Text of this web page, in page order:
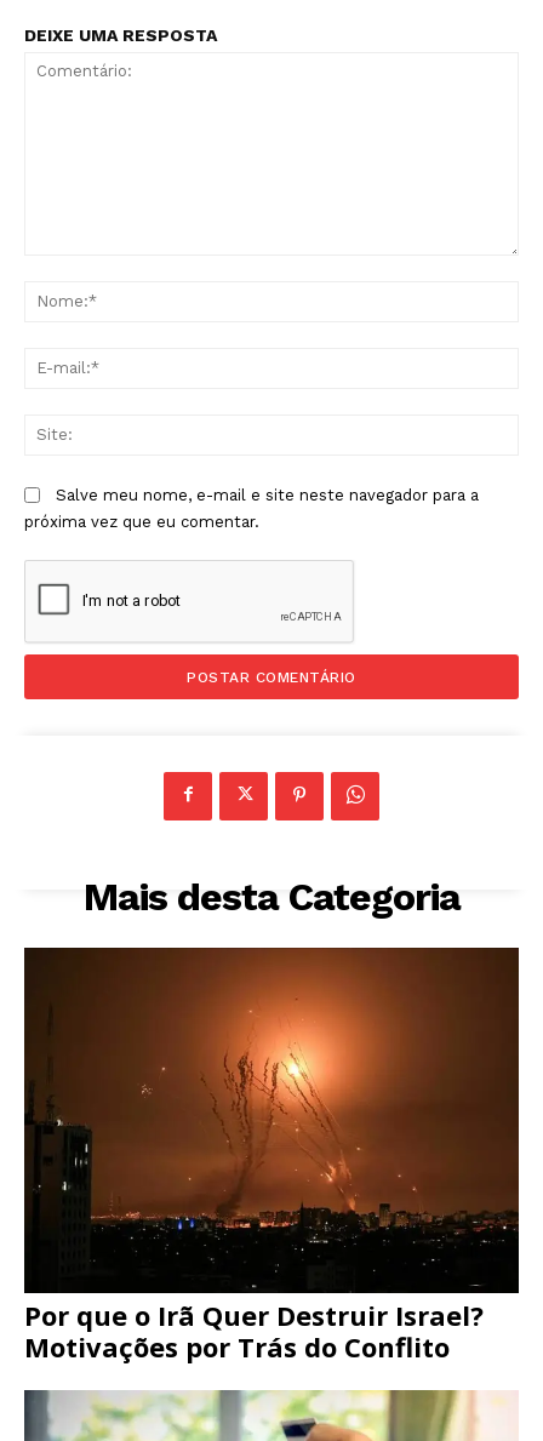
DEIXE UMA RESPOSTA
Salve meu nome, e-mail e site neste navegador para a
próxima vez que eu comentar.
Mais desta Categoria
Por que o Irã Quer Destruir Israel?
Motivações por Trás do Conflito